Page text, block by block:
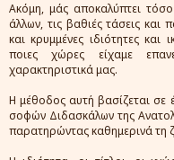
Ακόμη, μάς αποκαλύπτει
άλλων, τις βαθιές τάσεις και
και κρυμμένες ιδιότητες
ποιες χώρες είχαμε
χαρακτηριστικά μας.
Η μέθοδος αυτή βασίζεται σε
σοφών Διδασκάλων της
παρατηρώντας καθημερινά τη